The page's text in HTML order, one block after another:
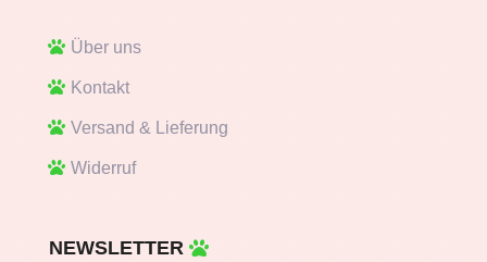
Über uns
Kontakt
Versand & Lieferung
Widerruf
NEWSLETTER